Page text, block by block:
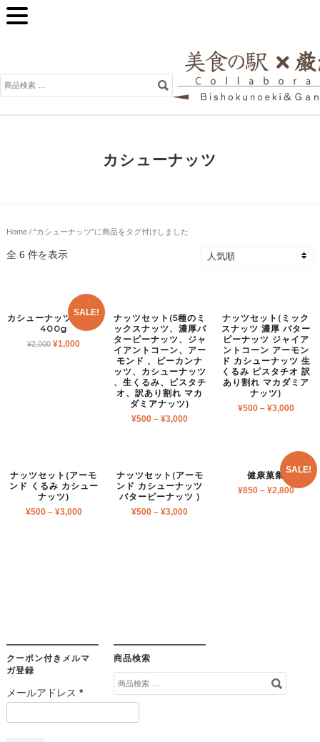
検
索
カシューナッツ
Home/ “カシューナッツ”に商品をタグ付けしました
全 6 件を表示
SALE!
カシューナッツ柿の種
400g
¥2,000 ¥1,000
ナッツセット(5種のミ
ックスナッツ、濃厚バ
ターピーナッツ、ジャ
イアントコーン、アー
モンド 、ピーカンナ
ッツ、カシューナッツ
、生くるみ、ピスタチ
オ、訳あり割れ マカ
ダミアナッツ)
¥500 –¥3,000
ナッツセット(ミック
スナッツ 濃厚 バター
ピーナッツ ジャイア
ントコーン アーモン
ド カシューナッツ 生
くるみ ピスタチオ 訳
あり割れ マカダミア
ナッツ)
¥500– ¥3,000
ナッツセット(アーモ
ンド くるみ カシュー
ナッツ)
¥500– ¥3,000
ナッツセット(アーモ
ンド カシューナッツ
バターピーナッツ )
¥500 –¥3,000
SALE!
健康菓集
¥850– ¥2,800
クーポン付きメルマ
ガ登録
メールアドレス *
商品検索
検
索
象: